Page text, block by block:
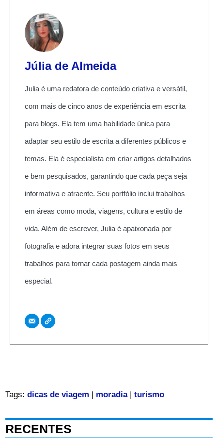
Júlia de Almeida
Julia é uma redatora de conteúdo criativa e versátil,
com mais de cinco anos de experiência em escrita
para blogs. Ela tem uma habilidade única para
adaptar seu estilo de escrita a diferentes públicos e
temas. Ela é especialista em criar artigos detalhados
e bem pesquisados, garantindo que cada peça seja
informativa e atraente. Seu portfólio inclui trabalhos
em áreas como moda, viagens, cultura e estilo de
vida. Além de escrever, Julia é apaixonada por
fotografia e adora integrar suas fotos em seus
trabalhos para tornar cada postagem ainda mais
especial.
Tags: dicas de viagem | moradia| turismo
RECENTES